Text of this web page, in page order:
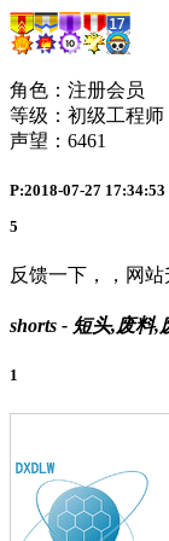
角色：注册会员
等级：初级工程师
声望： 6461
P:2018-07-27 17:34:53
5
反馈一下，，网
shorts - 短头,废料,
1